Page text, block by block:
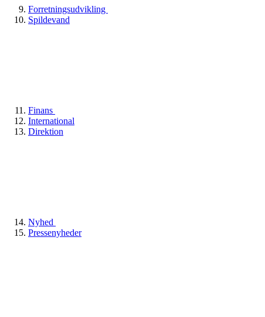
Forretningsudvikling
Spildevand
Finans
International
Direktion
Nyhed
Pressenyheder